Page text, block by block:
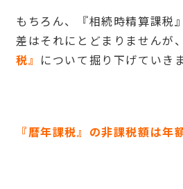
もちろん、『相続時精算課税
差はそれにとどまりませんが
税』 について掘り下げていきま
『暦年課税』の非課税額は年